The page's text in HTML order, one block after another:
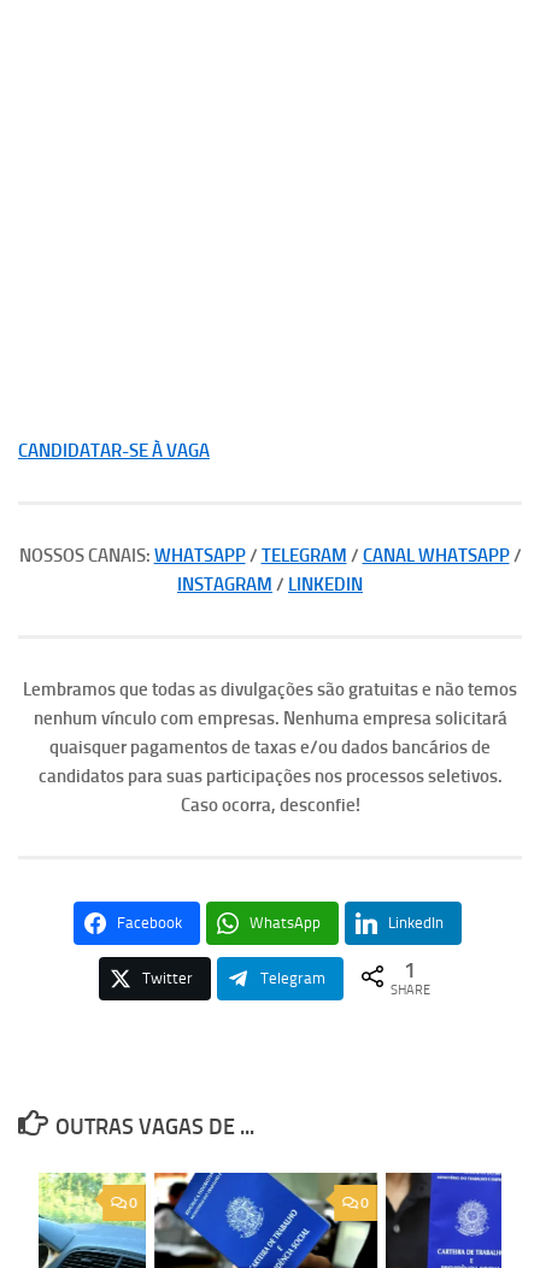
CANDIDATAR-SE À VAGA
NOSSOS CANAIS: WHATSAPP/ TELEGRAM / CANAL WHATSAPP/
INSTAGRAM / LINKEDIN
Lembramos que todas as divulgações são gratuitas e não temos
nenhum vínculo com empresas. Nenhuma empresa solicitará
quaisquer pagamentos de taxas e/ou dados bancários de
candidatos para suas participações nos processos seletivos.
Caso ocorra, desconfie!
Facebook WhatsApp LinkedIn
Twitter Telegram 1
SHARE
OUTRAS VAGAS DE ...
0
0